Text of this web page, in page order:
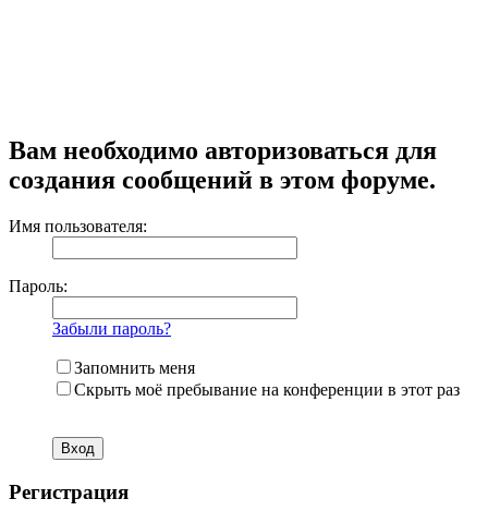
Вам необходимо авторизоваться для
создания сообщений в этом форуме.
Имя пользователя:
Пароль:
Забыли пароль?
Запомнить меня
Скрыть моё пребывание на конференции в этот раз
Регистрация